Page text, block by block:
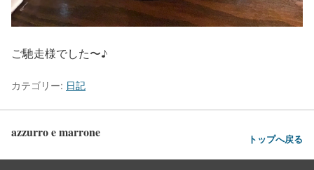
ご馳走様でした〜♪
カテゴリー: 日記
azzurro e marrone トップへ戻る